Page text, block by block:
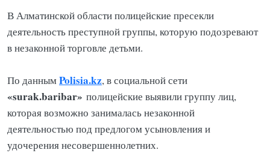
В Алматинской области полицейские пресекли
деятельность преступной группы, которую подозревают
в незаконной торговле детьми.
По даннымPolisia.kz, в социальной сети
«surak.baribar» полицейские выявили группу лиц,
которая возможно занималась незаконной
деятельностью под предлогом усыновления и
удочерения несовершеннолетних.